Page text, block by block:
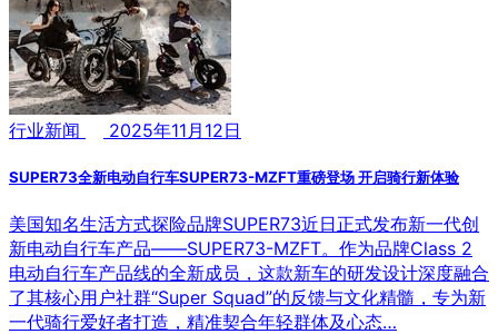
行业新闻 2025年11月12日
SUPER73全新电动自行车SUPER73-MZFT重磅登场 开启骑行新体验
美国知名生活方式探险品牌SUPER73近日正式发布新一代创
新电动自行车产品——SUPER73-MZFT。作为品牌Class 2
电动自行车产品线的全新成员，这款新车的研发设计深度融合
了其核心用户社群“Super Squad”的反馈与文化精髓，专为新
一代骑行爱好者打造，精准契合年轻群体及心态…